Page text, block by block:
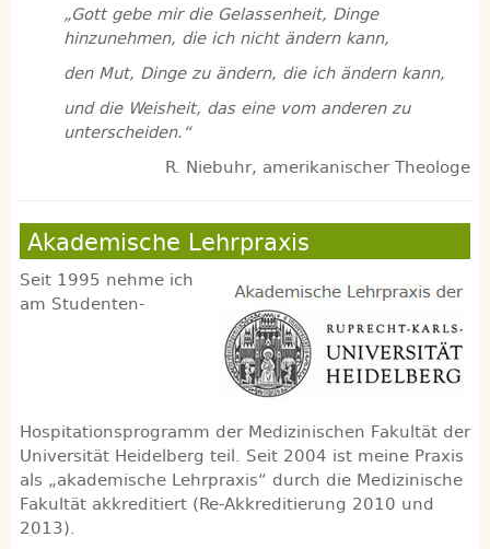
„Gott gebe mir die Gelassenheit, Dinge
hinzunehmen, die ich nicht ändern kann,
den Mut, Dinge zu ändern, die ich ändern kann,
und die Weisheit, das eine vom anderen zu
unterscheiden.“
R. Niebuhr, amerikanischer Theologe
Akademische Lehrpraxis
Seit 1995 nehme ich
am Studenten-
Hospitationsprogramm der Medizinischen Fakultät der
Universität Heidelberg teil. Seit 2004 ist meine Praxis
als „akademische Lehrpraxis“ durch die Medizinische
Fakultät akkreditiert (Re-Akkreditierung 2010 und
2013).